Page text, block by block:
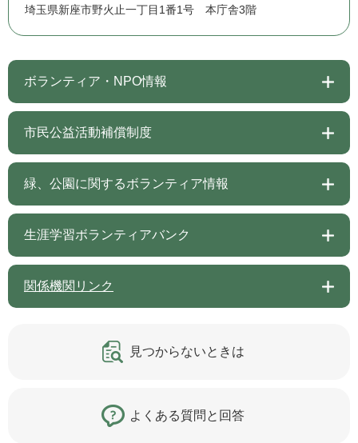
埼玉県新座市野火止一丁目1番1号 本庁舎3階
ボランティア・NPO情報
市民公益活動補償制度
緑、公園に関するボランティア情報
生涯学習ボランティアバンク
関係機関リンク
見つからないときは
よくある質問と回答